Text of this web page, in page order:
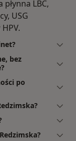
LBC,
USG
bez
po